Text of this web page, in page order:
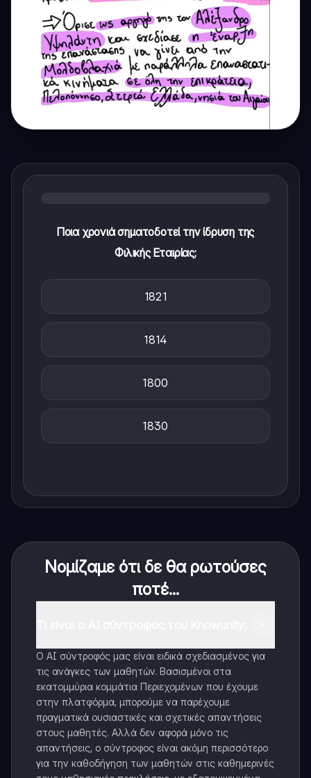
Ποια χρονιά σηματοδοτεί την ίδρυση της
Φιλικής Εταιρίας;
1821
1814
1800
1830
Νομίζαμε ότι δε θα ρωτούσες
ποτέ...
Ο AI σύντροφός μας είναι ειδικά σχεδιασμένος για
τις ανάγκες των μαθητών. Βασισμένοι στα
εκατομμύρια κομμάτια Περιεχομένων που έχουμε
στην πλατφόρμα, μπορούμε να παρέχουμε
πραγματικά ουσιαστικές και σχετικές απαντήσεις
στους μαθητές. Αλλά δεν αφορά μόνο τις
απαντήσεις, ο σύντροφος είναι ακόμη περισσότερο
για την καθοδήγηση των μαθητών στις καθημερινές